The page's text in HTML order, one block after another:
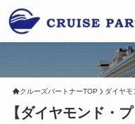
クルーズパートナーTOP ダイヤ
【ダイヤモンド・